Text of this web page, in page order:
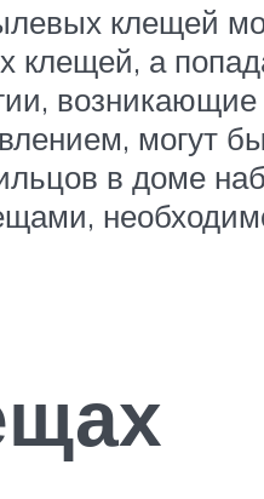
клещей
клещей, а
возникающие
могут
в доме